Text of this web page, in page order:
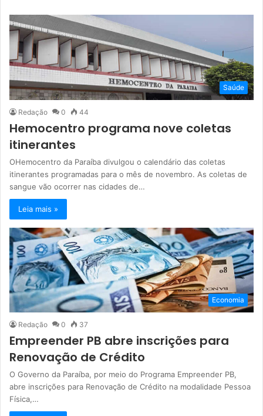
Saúde
Redação 0 44
Hemocentro programa nove coletas
itinerantes
OHemocentro da Paraíba divulgou o calendário das coletas
itinerantes programadas para o mês de novembro. As coletas de
sangue vão ocorrer nas cidades de…
Leia mais »
Economia
Redação 0 37
Empreender PB abre inscrições para
Renovação de Crédito
O Governo da Paraíba, por meio do Programa Empreender PB,
abre inscrições para Renovação de Crédito na modalidade Pessoa
Física,…